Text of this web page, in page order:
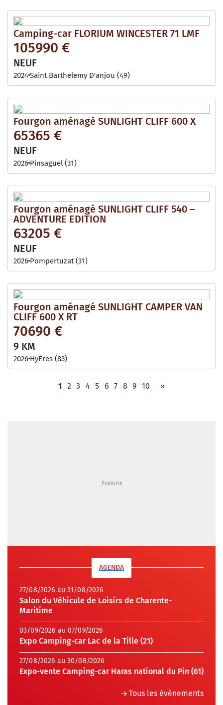
Camping-car FLORIUM WINCESTER 71 LMF
105990 €
NEUF
2024Saint Barthelemy D'anjou (49)
Fourgon aménagé SUNLIGHT CLIFF 600 X
65365 €
NEUF
2026 Pinsaguel (31)
Fourgon aménagé SUNLIGHT CLIFF 540 –
ADVENTURE EDITION
63205 €
NEUF
2026 Pompertuzat (31)
Fourgon aménagé SUNLIGHT CAMPER VAN
CLIFF 600 X RT
70690 €
9 KM
2026 HyÈres (83)
1 2 3 4 5 6 7 8 9 10 »
AGENDA
27/08/2026 au 31/08/2026
Salon du Véhicule de Loisirs de Charente-
Maritime
03/09/2026 au 07/09/2026
Expo Camping-car Lac de la Tille (21)
27/08/2026 au 30/08/2026
Expo-vente Camping-car Haras national du Pin (61)
Tous les évènements